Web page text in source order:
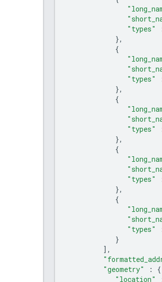
"types"
},
{
"types"
},
{
"types"
},
{
"types"
},
{
"types"
}
],
"geometry"
:
{
"location"